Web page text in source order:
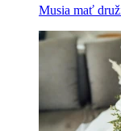
Musia mať